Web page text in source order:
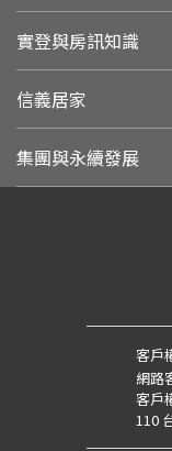
實登與房訊知識
信義居家
集團與永續發展
客戶
網路
客戶
110